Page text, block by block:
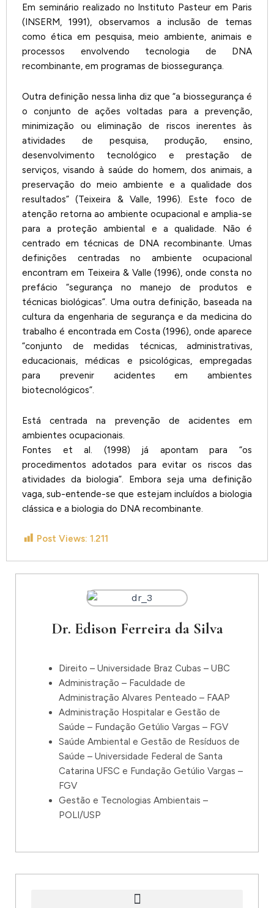
Em seminário realizado no Instituto Pasteur em Paris
(INSERM, 1991), observamos a inclusão de temas
como ética em pesquisa, meio ambiente, animais e
processos envolvendo tecnologia de DNA
recombinante, em programas de biossegurança.
Outra definição nessa linha diz que “a biossegurança é
o conjunto de ações voltadas para a prevenção,
minimização ou eliminação de riscos inerentes às
atividades de pesquisa, produção, ensino,
desenvolvimento tecnológico e prestação de
serviços, visando à saúde do homem, dos animais, a
preservação do meio ambiente e a qualidade dos
resultados” (Teixeira & Valle, 1996). Este foco de
atenção retorna ao ambiente ocupacional e amplia-se
para a proteção ambiental e a qualidade. Não é
centrado em técnicas de DNA recombinante. Umas
definições centradas no ambiente ocupacional
encontram em Teixeira & Valle (1996), onde consta no
prefácio “segurança no manejo de produtos e
técnicas biológicas”. Uma outra definição, baseada na
cultura da engenharia de segurança e da medicina do
trabalho é encontrada em Costa (1996), onde aparece
“conjunto de medidas técnicas, administrativas,
educacionais, médicas e psicológicas, empregadas
para prevenir acidentes em ambientes
biotecnológicos”.
Está centrada na prevenção de acidentes em
ambientes ocupacionais.
Fontes et al. (1998) já apontam para “os
procedimentos adotados para evitar os riscos das
atividades da biologia”. Embora seja uma definição
vaga, sub-entende-se que estejam incluídos a biologia
clássica e a biologia do DNA recombinante.
Post Views: 1.211
Dr. Edison Ferreira da Silva
Direito – Universidade Braz Cubas – UBC
Administração – Faculdade de
Administração Alvares Penteado – FAAP
Administração Hospitalar e Gestão de
Saúde – Fundação Getúlio Vargas – FGV
Saúde Ambiental e Gestão de Resíduos de
Saúde – Universidade Federal de Santa
Catarina UFSC e Fundação Getúlio Vargas –
FGV
Gestão e Tecnologias Ambientais –
POLI/USP